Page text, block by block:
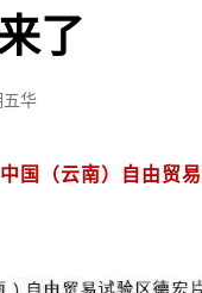
了
华
中国（云南）自由贸